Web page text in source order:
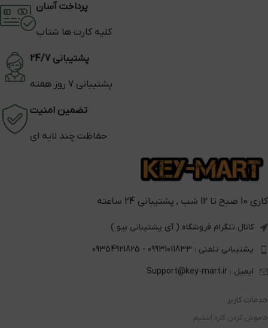
پرداخت آسان
کلیه کارت ها شتاب
پشتیبانی 24/7
پشتیبانی 7 روز هفته
تضمین امنیت
حفاظت چند لایه ای
کاری 10 صبح تا 12 شب , پشتیبانی 24 ساعته
کانال تلگرام فروشگاه ( آی پشتیبانی بیو )
پشتیبانی تلفنی : 09931011833 - 09354921825
ایمیل : Support@key-mart.ir
خدمات کاربر
خاموش کردن گارد استیم